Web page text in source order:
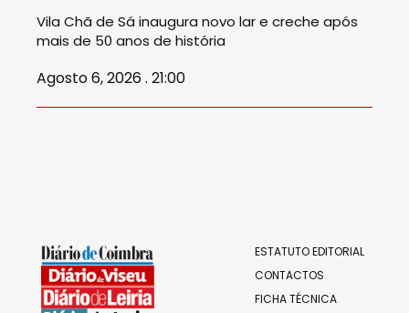
Vila Chã de Sá inaugura novo lar e creche após
mais de 50 anos de história
Agosto 6, 2026 . 21:00
ESTATUTO EDITORIAL
CONTACTOS
FICHA TÉCNICA